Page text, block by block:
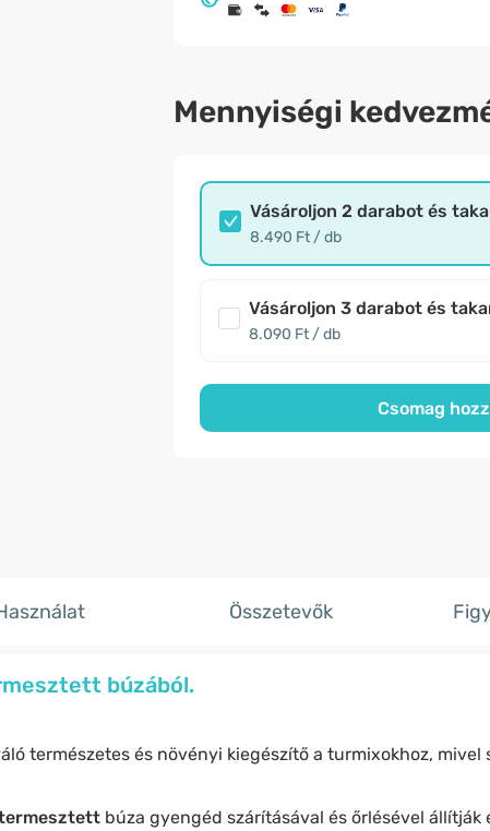
Mennyiségi
Vásároljon 2 darabot és
8.490 Ft / db
Vásároljon 3 darabot és
8.090 Ft / db
Csomag
Összetevők
búzából.
természetes és növényi kiegészítő a turmixokhoz, mivel
búza gyengéd szárításával és őrlésével állítják